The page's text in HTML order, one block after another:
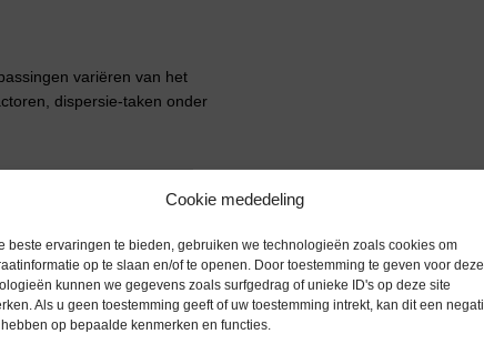
Cookie mededeling
beste ervaringen te bieden, gebruiken we technologieën zoals cookies om
op te slaan en/of te openen. Door toestemming te geven voor deze
kunnen we gegevens zoals surfgedrag of unieke ID's op deze site
Als u geen toestemming geeft of uw toestemming intrekt, kan dit een
op bepaalde kenmerken en functies.
variëren van het
dispersie-taken onder
Gerelateerde producten